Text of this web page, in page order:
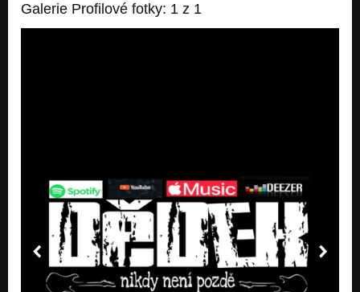
Galerie Profilové fotky: 1 z 1